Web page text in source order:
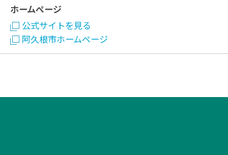
ホームページ
公式サイトを見る
阿久根市ホームページ